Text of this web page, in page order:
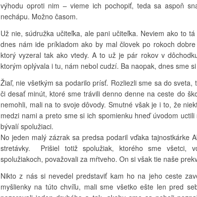
výhodu oproti nim – vieme ich pochopiť, teda sa aspoň
nechápu. Možno časom.
Už nie, súdružka učiteľka, ale pani učiteľka. Neviem ako to
dnes nám ide príkladom ako by mal človek po rokoch
ktorý vyzeral tak ako vtedy. A to už je pár rokov v
ktorým oplývala i tu, nám nebol cudzí. Ba naopak, dnes sme
Žiaľ, nie všetkým sa podarilo prísť. Rozliezli sme sa do
či desať minút, ktoré sme trávili denno denne na ceste do
nemohli, mali na to svoje dôvody. Smutné však je i to, že
medzi nami a preto sme si ich spomienku hneď úvodom
bývalí spolužiaci.
No jeden malý zázrak sa predsa podaril vďaka tajnostkárke
stretávky. Prišiel totiž spolužiak, ktorého sme všetci,
spolužiakoch, považovali za mŕtveho. On si však tie naše
Nikto z nás si nevedel predstaviť kam ho na jeho ceste
myšlienky na túto chvíľu, mali sme všetko ešte len pred